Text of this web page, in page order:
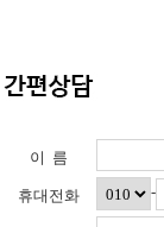
이 름
휴대전화 -